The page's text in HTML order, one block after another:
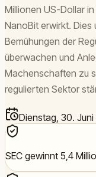
Millionen US-Dollar
NanoBit erwirkt.
Bemühungen der
überwachen und
Machenschaften zu
regulierten Sektor
Dienstag, 30.
SEC gewinnt 5,4